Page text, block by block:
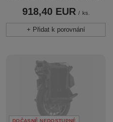
918,40 EUR / ks.
+ Přidat k porovnání
DOČASNĚ NEDOSTUPNÉ